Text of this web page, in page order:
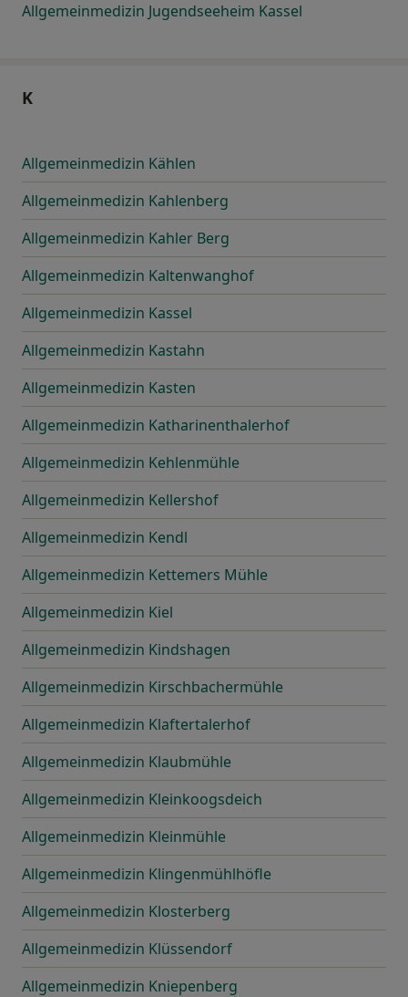
Allgemeinmedizin Jugendseeheim Kassel
K
Allgemeinmedizin Kählen
Allgemeinmedizin Kahlenberg
Allgemeinmedizin Kahler Berg
Allgemeinmedizin Kaltenwanghof
Allgemeinmedizin Kassel
Allgemeinmedizin Kastahn
Allgemeinmedizin Kasten
Allgemeinmedizin Katharinenthalerhof
Allgemeinmedizin Kehlenmühle
Allgemeinmedizin Kellershof
Allgemeinmedizin Kendl
Allgemeinmedizin Kettemers Mühle
Allgemeinmedizin Kiel
Allgemeinmedizin Kindshagen
Allgemeinmedizin Kirschbachermühle
Allgemeinmedizin Klaftertalerhof
Allgemeinmedizin Klaubmühle
Allgemeinmedizin Kleinkoogsdeich
Allgemeinmedizin Kleinmühle
Allgemeinmedizin Klingenmühlhöfle
Allgemeinmedizin Klosterberg
Allgemeinmedizin Klüssendorf
Allgemeinmedizin Kniepenberg